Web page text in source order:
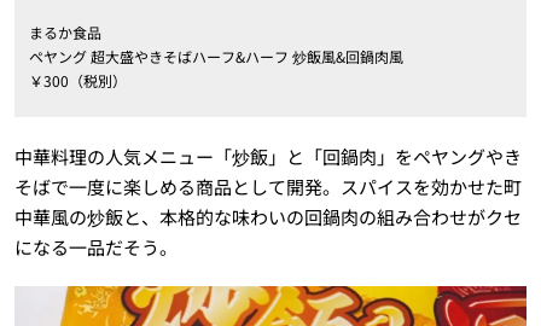
まるか食品
ペヤング 超大盛やきそばハーフ&ハーフ 炒飯風&回鍋肉風
￥300（税別）
中華料理の人気メニュー「炒飯」と「回鍋肉」をペヤングやき
そばで一度に楽しめる商品として開発。スパイスを効かせた町
中華風の炒飯と、本格的な味わいの回鍋肉の組み合わせがクセ
になる一品だそう。